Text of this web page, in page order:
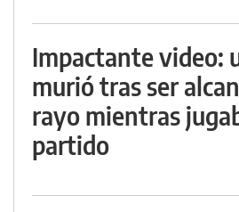
Impactante video:
murió tras ser
rayo mientras
partido